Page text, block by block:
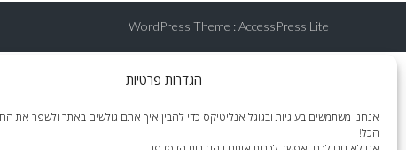
הגדרות פרטיות
אנחנו משתמשים בעוגיות ובגוגל אנליטיקס כדי להבין איך אתם גולשים באתר ולשפר את
הכל!
WordPress Theme :AccessPress Lite